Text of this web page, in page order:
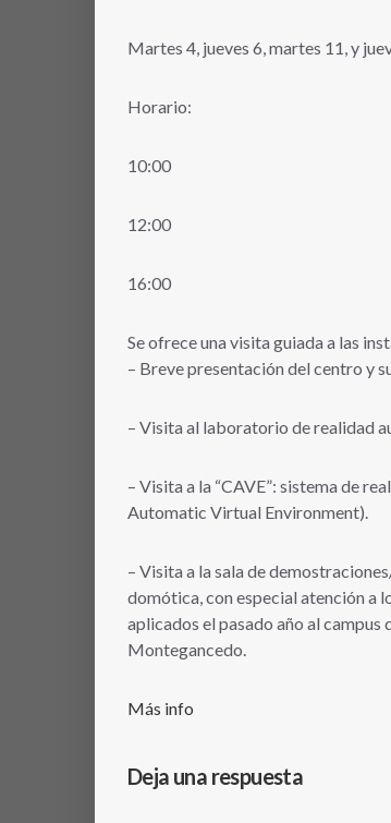
Martes 4, jueves 6, martes 11, y
Horario:
10:00
12:00
16:00
Se ofrece una visita guiada a las
– Breve presentación del centro y
– Visita al laboratorio de realidad
– Visita a la “CAVE”: sistema de
Automatic Virtual Environment).
– Visita a la sala de
domótica, con especial atención a
aplicados el pasado año al
Montegancedo.
Más info
Deja una respuesta